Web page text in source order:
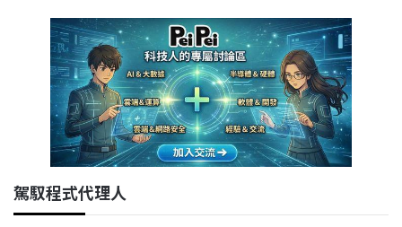
駕馭程式代理人